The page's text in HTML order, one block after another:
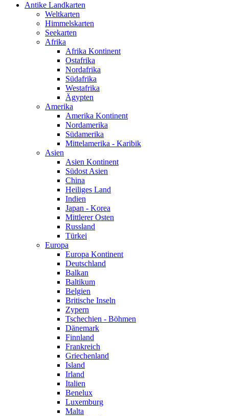
Antike Landkarten
Weltkarten
Himmelskarten
Seekarten
Afrika
Afrika Kontinent
Ostafrika
Nordafrika
Südafrika
Westafrika
Ägypten
Amerika
Amerika Kontinent
Nordamerika
Südamerika
Mittelamerika - Karibik
Asien
Asien Kontinent
Südost Asien
China
Heiliges Land
Indien
Japan - Korea
Mittlerer Osten
Russland
Türkei
Europa
Europa Kontinent
Deutschland
Balkan
Baltikum
Belgien
Britische Inseln
Zypern
Tschechien - Böhmen
Dänemark
Finnland
Frankreich
Griechenland
Island
Irland
Italien
Benelux
Luxemburg
Malta